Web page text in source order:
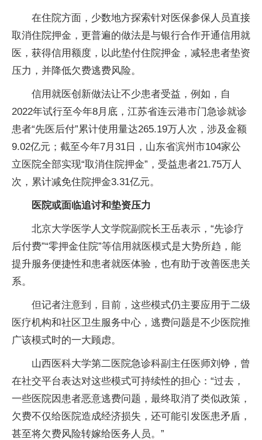
在住院方面，少数地方探索针对医保参保人员直接
取消住院押金，更普遍的做法是与银行合作开通信用就
医，获得信用额度，以此垫付住院押金，减轻患者垫资
压力，并降低欠费逃费风险。
信用就医创新做法让不少患者受益，例如，自
2022年试行至今年8月底，江苏省连云港市门急诊就诊
患者“先医后付”累计使用量达265.19万人次，涉及金额
9.02亿元；截至今年7月31日，山东省滨州市104家公
立医院全部实现“取消住院押金”，受益患者21.75万人
次，累计减免住院押金3.31亿元。
医院或面临追讨和垫资压力
北京大学医学人文学院副院长王岳表示，“先诊疗
后付费”“零押金住院”等信用就医模式是大势所趋，能
提升服务便捷性和患者就医体验，也有助于改善医患关
系。
但记者注意到，目前，这些模式仍主要应用于二级
医疗机构和社区卫生服务中心，逃费问题是不少医院推
广该模式时的一大顾虑。
山西医科大学第二医院急诊科副主任医师刘铮，曾
在社交平台表达对这些模式可持续性的担心：“过去，
一些医院因患者恶意逃费问题，最终取消了类似政策，
欠费不仅给医院造成经济损失，还可能引发医患矛盾，
甚至将欠费风险转嫁给医务人员。”